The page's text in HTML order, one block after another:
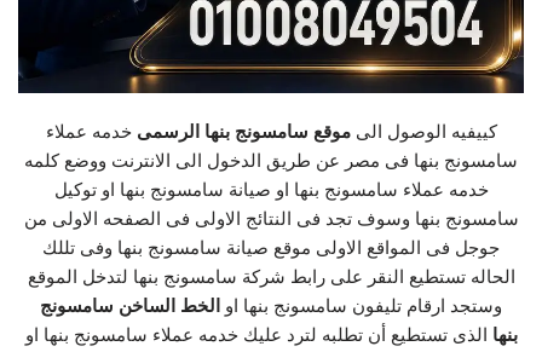
كييفيه الوصول الىموقع سامسونج بنها الرسمى خدمه عملاء
سامسونج بنها فى مصر عن طريق الدخول الى الانترنت ووضع كلمه
خدمه عملاء سامسونج بنها او صيانة سامسونج بنها او توكيل
سامسونج بنها وسوف تجد فى النتائج الاولى فى الصفحه الاولى من
جوجل فى المواقع الاولى موقع صيانة سامسونج بنها وفى تللك
الحاله تستطيع النقر على رابط شركة سامسونج بنها لتدخل الموقع
وستجد ارقام تليفون سامسونج بنها او الخط الساخن سامسونج
بنها الذى تستطيع أن تطلبه لترد عليك خدمه عملاء سامسونج بنها او